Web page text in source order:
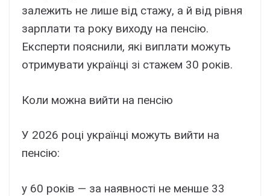
залежить не лише від стажу, а й від рівня
зарплати та року виходу на пенсію.
Експерти пояснили, які виплати можуть
отримувати українці зі стажем 30 років.
Коли можна вийти на пенсію
У 2026 році українці можуть вийти на
пенсію:
у 60 років — за наявності не менше 33